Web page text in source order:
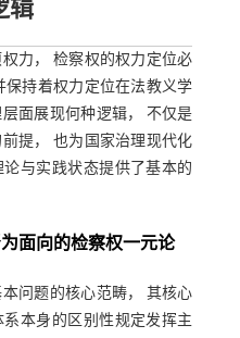
辑
力， 检察权的权力定位必
持着权力定位在法教义学
面展现何种逻辑， 不仅是
提， 也为国家治理现代化
与实践状态提供了基本的
面向的检察权一元论
问题的核心范畴， 其核心
本身的区别性规定发挥主